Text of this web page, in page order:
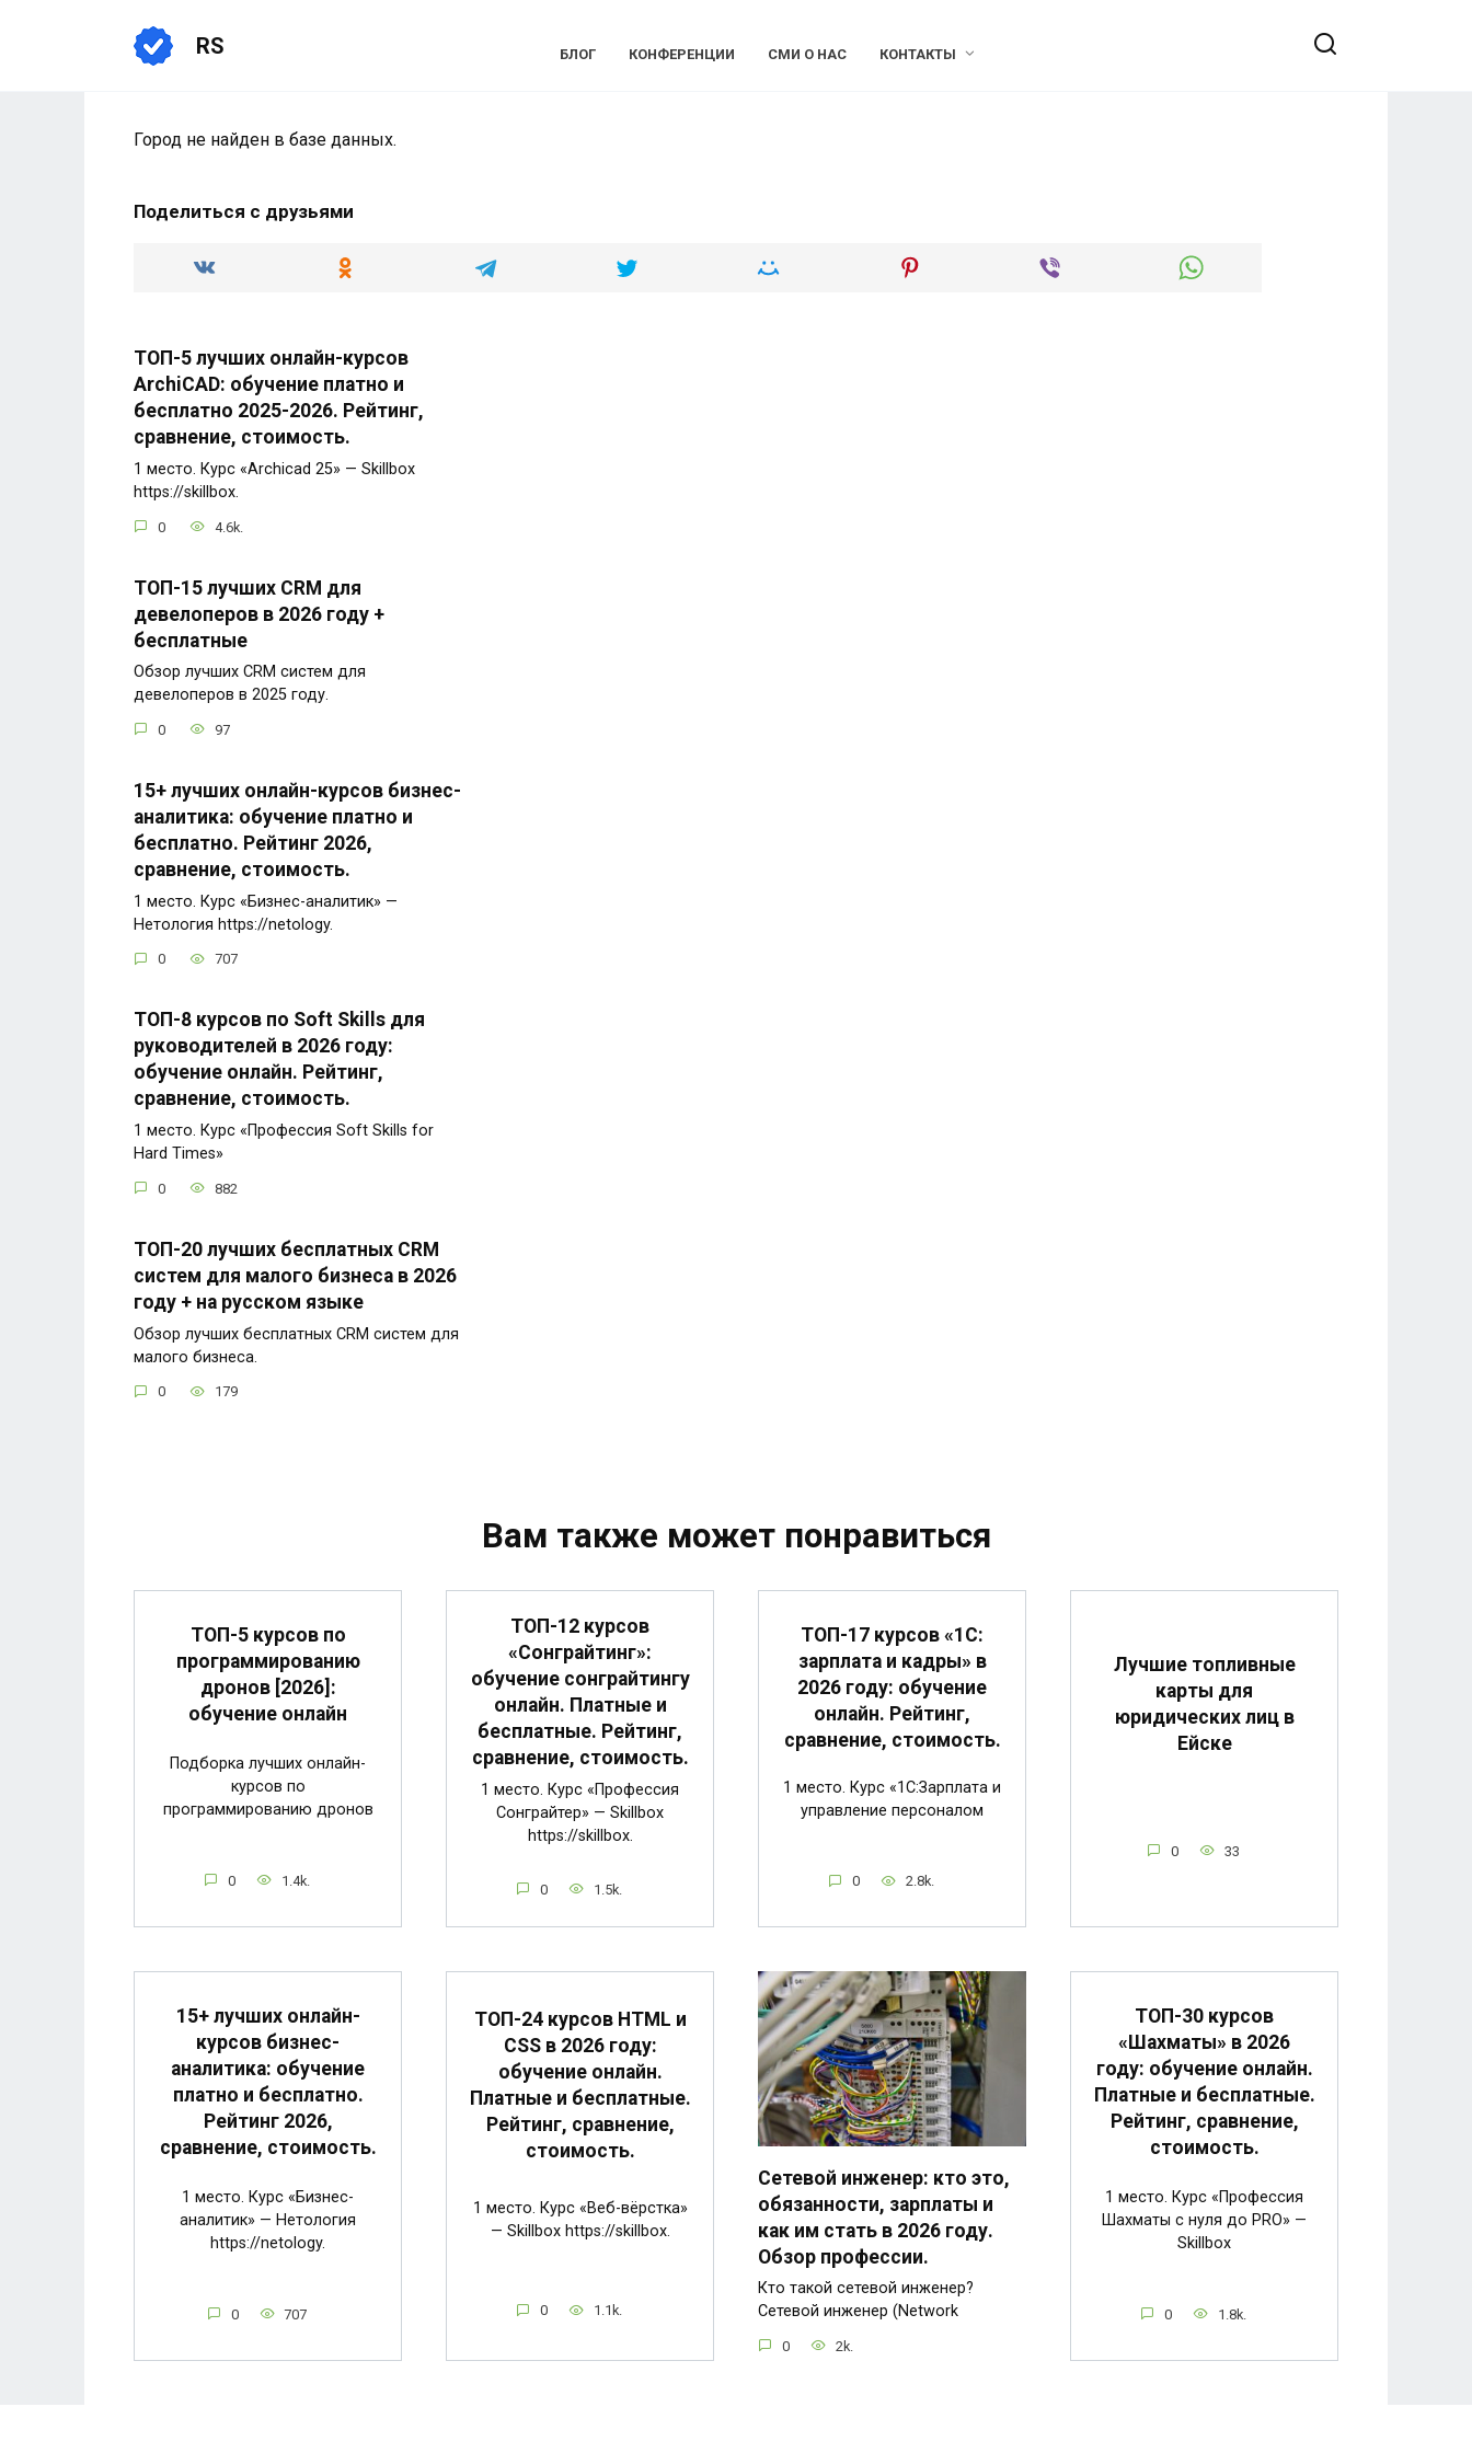
RS БЛОГ КОНФЕРЕНЦИИ СМИ О НАС КОНТАКТЫ
Город не найден в базе данных.
Поделиться с друзьями
ТОП-5 лучших онлайн-курсов
ArchiCAD: обучение платно и
бесплатно 2025-2026. Рейтинг,
сравнение, стоимость.
1 место. Курс «Archicad 25» — Skillbox
https://skillbox.
0 4.6k.
ТОП-15 лучших CRM для
девелоперов в 2026 году +
бесплатные
Обзор лучших CRM систем для
девелоперов в 2025 году.
0 97
15+ лучших онлайн-курсов бизнес-
аналитика: обучение платно и
бесплатно. Рейтинг 2026,
сравнение, стоимость.
1 место. Курс «Бизнес-аналитик» —
Нетология https://netology.
0 707
ТОП-8 курсов по Soft Skills для
руководителей в 2026 году:
обучение онлайн. Рейтинг,
сравнение, стоимость.
1 место. Курс «Профессия Soft Skills for
Hard Times»
0 882
ТОП-20 лучших бесплатных CRM
систем для малого бизнеса в 2026
году + на русском языке
Обзор лучших бесплатных CRM систем для
малого бизнеса.
0 179
Вам также может понравиться
ТОП-5 курсов по
программированию
дронов [2026]:
обучение онлайн
Подборка лучших онлайн-
курсов по
программированию дронов
0 1.4k.
ТОП-12 курсов
«Сонграйтинг»:
обучение сонграйтингу
онлайн. Платные и
бесплатные. Рейтинг,
сравнение, стоимость.
1 место. Курс «Профессия
Сонграйтер» — Skillbox
https://skillbox.
0 1.5k.
ТОП-17 курсов «1С:
зарплата и кадры» в
2026 году: обучение
онлайн. Рейтинг,
сравнение, стоимость.
1 место. Курс «1С:Зарплата и
управление персоналом
0 2.8k.
Лучшие топливные
карты для
юридических лиц в
Ейске
0 33
15+ лучших онлайн-
курсов бизнес-
аналитика: обучение
платно и бесплатно.
Рейтинг 2026,
сравнение, стоимость.
1 место. Курс «Бизнес-
аналитик» — Нетология
https://netology.
0 707
ТОП-24 курсов HTML и
CSS в 2026 году:
обучение онлайн.
Платные и бесплатные.
Рейтинг, сравнение,
стоимость.
1 место. Курс «Веб-вёрстка»
— Skillbox https://skillbox.
0 1.1k.
Сетевой инженер: кто это,
обязанности, зарплаты и
как им стать в 2026 году.
Обзор профессии.
Кто такой сетевой инженер?
Сетевой инженер (Network
0 2k.
ТОП-30 курсов
«Шахматы» в 2026
году: обучение онлайн.
Платные и бесплатные.
Рейтинг, сравнение,
стоимость.
1 место. Курс «Профессия
Шахматы с нуля до PRO» —
Skillbox
0 1.8k.